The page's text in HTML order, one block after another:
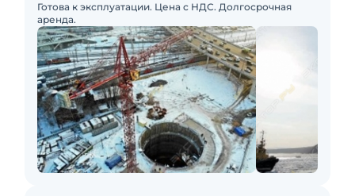
Готова к эксплуатации. Цена с НДС. Долгосрочная
аренда.